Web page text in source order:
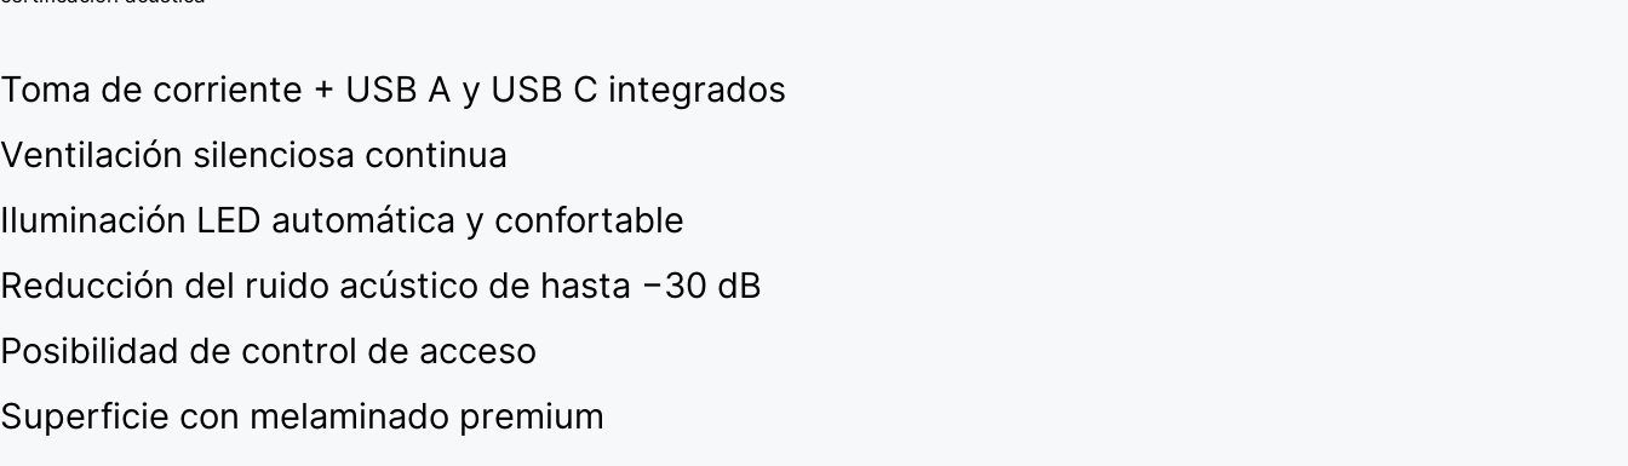
Toma de corriente + USB A y USB C integrados
Ventilación silenciosa continua
Iluminación LED automática y confortable
Reducción del ruido acústico de hasta −30 dB
Posibilidad de control de acceso
Superficie con melaminado premium